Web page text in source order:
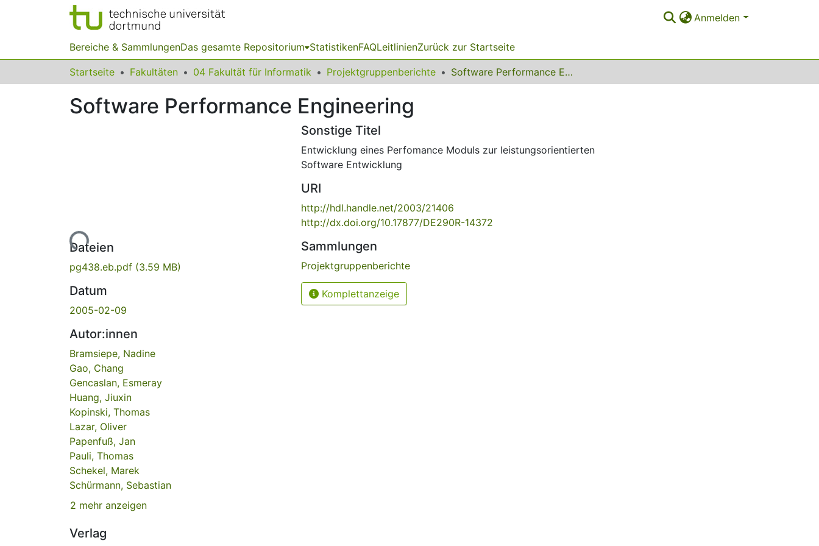
Anmelden
Bereiche & SammlungenDas gesamte Repositorium StatistikenFAQLeitlinienZurück zur Startseite
Startseite Fakultäten 04 Fakultät für Informatik Projektgruppenberichte Software Performance Engineering
Software Performance Engineering
Lade...
Dateien
pg438.eb.pdf (3.59 MB)
Datum
2005-02-09
Autor:innen
Bramsiepe, Nadine
Gao, Chang
Gencaslan, Esmeray
Huang, Jiuxin
Kopinski, Thomas
Lazar, Oliver
Papenfuß, Jan
Pauli, Thomas
Schekel, Marek
Schürmann, Sebastian
2 mehr anzeigen
Verlag
Sonstige Titel
Entwicklung eines Perfomance Moduls zur leistungsorientierten
Software Entwicklung
URI
http://hdl.handle.net/2003/21406
http://dx.doi.org/10.17877/DE290R-14372
Sammlungen
Projektgruppenberichte
Komplettanzeige